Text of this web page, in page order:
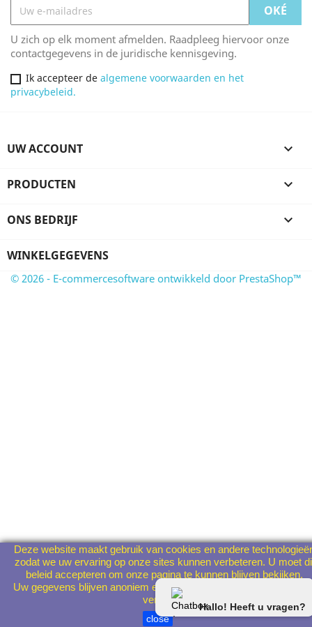
U zich op elk moment afmelden. Raadpleeg hiervoor onze
contactgegevens in de juridische kennisgeving.
Ik accepteer de algemene voorwaarden en het
privacybeleid.
UW ACCOUNT 
PRODUCTEN 
ONS BEDRIJF 
Deze website maakt gebruik van cookies en andere
zodat we uw ervaring op onze sites kunnen verbeteren. U moet
beleid accepteren om onze pagina te kunnen blijven bekijken.
Uw gegevens blijven anoniem en worden in geen geval aan
verstrekt.
close
Hallo! Heeft u vragen?
WINKELGEGEVENS
© 2026 - E-commercesoftware ontwikkeld door PrestaShop™